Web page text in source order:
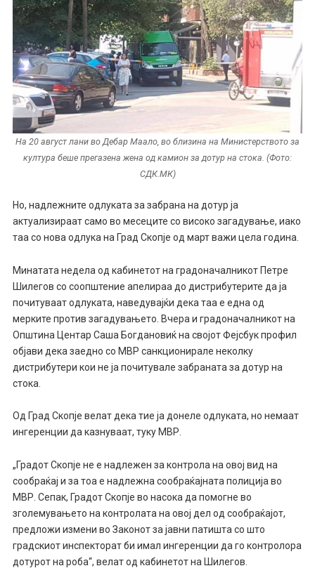
На 20 август лани во Дебар Маало, во близина на Министерството за
култура беше прегазена жена од камион за дотур на стока. (Фото:
СДК.МК)
Но, надлежните одлуката за забрана на дотур ја
актуализираат само во месеците со високо загадување, иако
таа со нова одлука на Град Скопје од март важи цела година.
Минатата недела од кабинетот на градоначалникот Петре
Шилегов со соопштение апелираа до дистрибутерите да ја
почитуваат одлуката, наведувајќи дека таа е една од
мерките против загадувањето. Вчера и градоначалникот на
Општина Центар Саша Богдановиќ на својот Фејсбук профил
објави дека заедно со МВР санкционирале неколку
дистрибутери кои не ја почитувале забраната за дотур на
стока.
Од Град Скопје велат дека тие ја донеле одлуката, но немаат
ингеренции да казнуваат, туку МВР.
„Градот Скопје не е надлежен за контрола на овој вид на
сообраќај и за тоа е надлежна сообраќајната полиција во
МВР. Сепак, Градот Скопје во насока да помогне во
зголемувањето на контролата на овој дел од сообраќајот,
предложи измени во Законот за јавни патишта со што
градскиот инспекторат би имал ингеренции да го контролора
дотурот на роба“, велат од кабинетот на Шилегов.